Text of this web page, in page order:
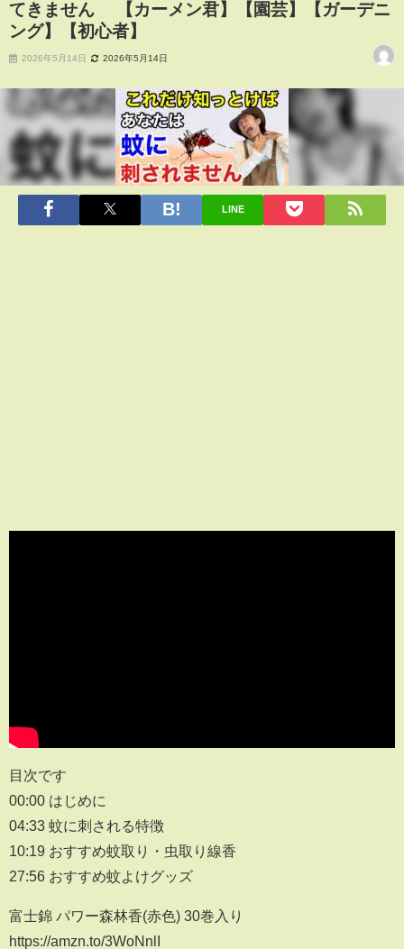
てきません 【カーメン君】【園芸】【ガーデニ
ング】【初心者】
2026年5月14日 2026年5月14日
LINE
目次です
00:00 はじめに
04:33 蚊に刺される特徴
10:19 おすすめ蚊取り・虫取り線香
27:56 おすすめ蚊よけグッズ
富士錦 パワー森林香(赤色) 30巻入り
https://amzn.to/3WoNnlI